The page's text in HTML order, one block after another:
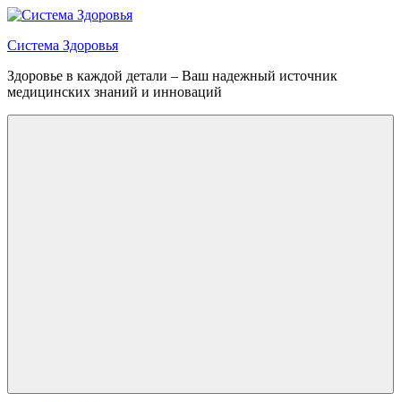
Перейти
содержимому
Система Здоровья
Здоровье в каждой детали – Ваш надежный источник
медицинских знаний и инноваций